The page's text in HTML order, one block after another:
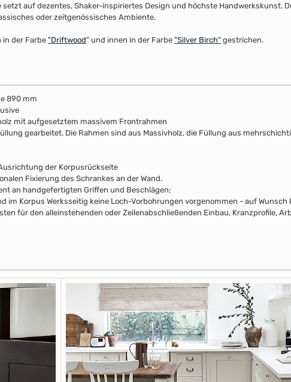
auf dezentes, Shaker-inspiriertes Design und höchste Handwerkskunst.
oder zeitgenössisches Ambiente.
in der Farbe "Driftwood" und innen in der Farbe "Silver Birch" gestrichen.
890 mm
mit aufgesetztem massivem Frontrahmen
gearbeitet. Die Rahmen sind aus Massivholz, die Füllung aus
der Korpusrückseite
Fixierung des Schrankes an der Wand.
an handgefertigten Griffen und Beschlägen;
im Korpus Werksseitig keine Loch-Vorbohrungen vorgenommen - auf
für den alleinstehenden oder Zeilenabschließenden Einbau, Kranzprofile,